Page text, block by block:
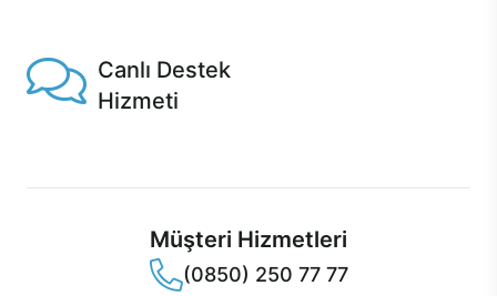
Canlı Destek
Hizmeti
Müşteri Hizmetleri
(0850) 250 77 77